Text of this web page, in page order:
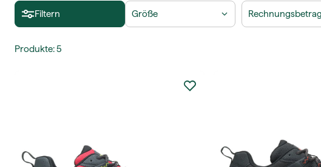
Filtern Größe
Produkte:5